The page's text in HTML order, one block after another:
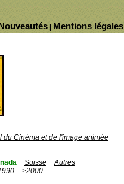
Mentions légales
du Cinéma et de l'image animée
Suisse
Autres
>2000